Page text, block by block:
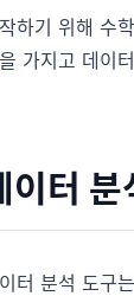
하기 위해 수
가지고 데이
이터 분
터 분석 도구